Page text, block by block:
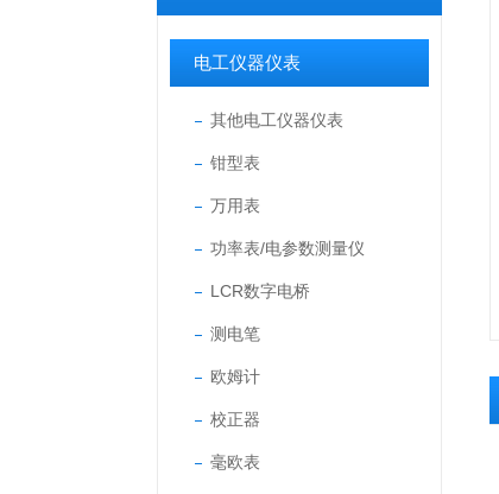
电工仪器仪表
其他电工仪器仪表
钳型表
万用表
功率表/电参数测量仪
LCR数字电桥
测电笔
欧姆计
校正器
毫欧表